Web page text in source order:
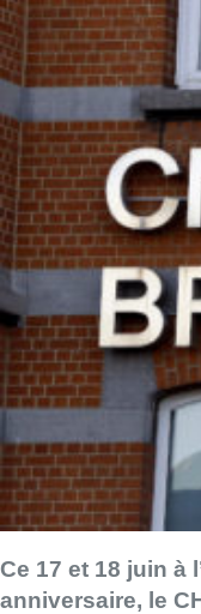
Ce 17 et 18 juin à
anniversaire, le